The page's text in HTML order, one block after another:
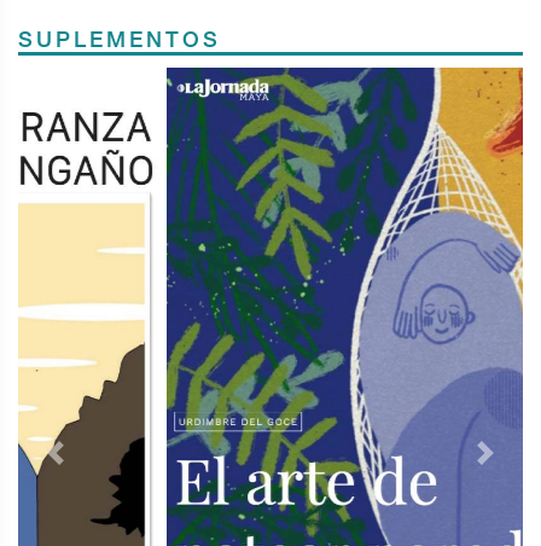
SUPLEMENTOS
Previous Next